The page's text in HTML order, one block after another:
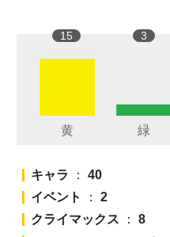
15 3
キャラ ： 40
イベント
： 2
クライマックス ： 8